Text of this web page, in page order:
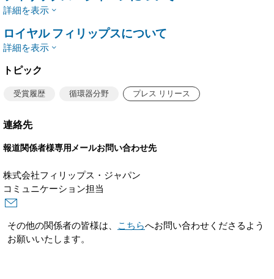
詳細を表示
ロイヤル フィリップスについて
詳細を表示
トピック
受賞履歴 循環器分野 プレス リリース
連絡先
報道関係者様専用メールお問い合わせ先
株式会社フィリップス・ジャパン
コミュニケーション担当
その他の関係者の皆様は、 こちらへお問い合わせくださるよう
お願いいたします。